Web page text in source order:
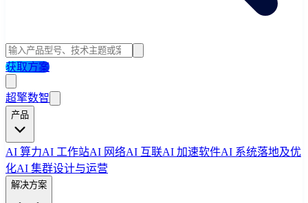
获取方案
超擎数智
产品
AI 算力AI 工作站AI 网络AI 互联AI 加速软件AI 系统落地及优
化AI 集群设计与运营
解决方案